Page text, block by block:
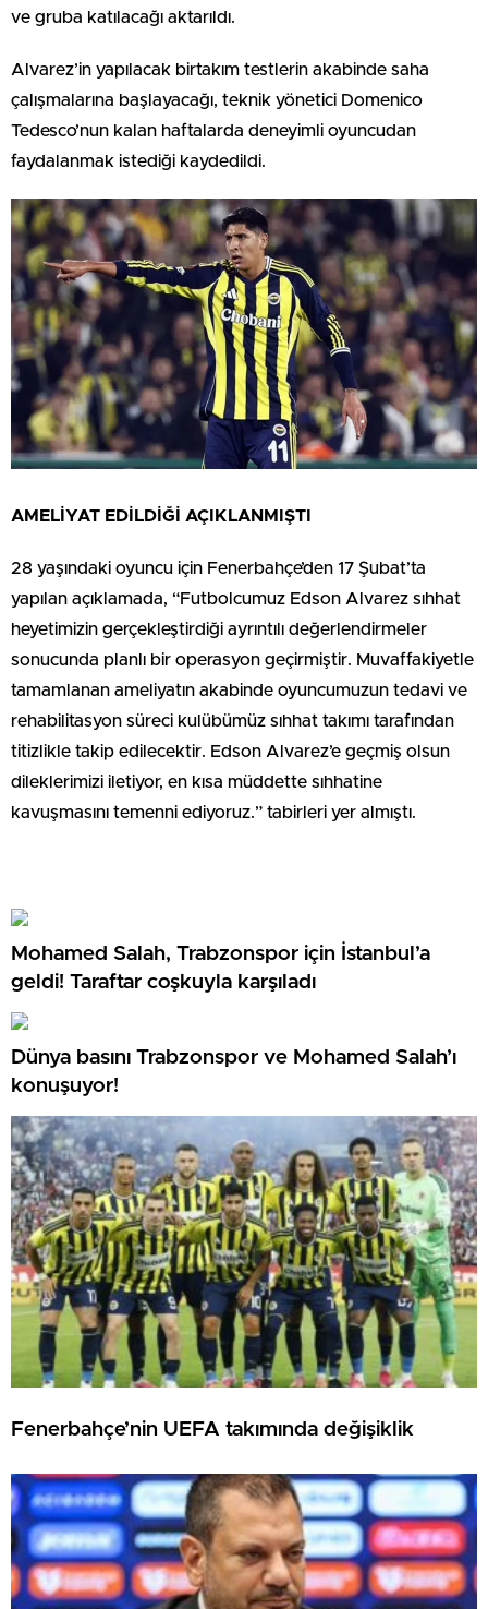
ve gruba katılacağı aktarıldı.
Alvarez’in yapılacak birtakım testlerin akabinde saha
çalışmalarına başlayacağı, teknik yönetici Domenico
Tedesco’nun kalan haftalarda deneyimli oyuncudan
faydalanmak istediği kaydedildi.
AMELİYAT EDİLDİĞİ AÇIKLANMIŞTI
28 yaşındaki oyuncu için Fenerbahçe’den 17 Şubat’ta
yapılan açıklamada, “Futbolcumuz Edson Alvarez sıhhat
heyetimizin gerçekleştirdiği ayrıntılı değerlendirmeler
sonucunda planlı bir operasyon geçirmiştir. Muvaffakiyetle
tamamlanan ameliyatın akabinde oyuncumuzun tedavi ve
rehabilitasyon süreci kulübümüz sıhhat takımı tarafından
titizlikle takip edilecektir. Edson Alvarez’e geçmiş olsun
dileklerimizi iletiyor, en kısa müddette sıhhatine
kavuşmasını temenni ediyoruz.” tabirleri yer almıştı.
Mohamed Salah, Trabzonspor için İstanbul’a
geldi! Taraftar coşkuyla karşıladı
Dünya basını Trabzonspor ve Mohamed Salah’ı
konuşuyor!
Fenerbahçe’nin UEFA takımında değişiklik